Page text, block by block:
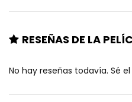
RESEÑAS DE LA
No hay reseñas todavía. Sé